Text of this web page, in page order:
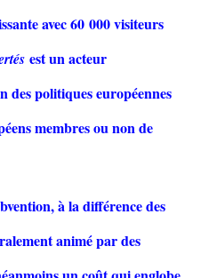
avec 60 000 visiteurs
est un acteur
des politiques européennes
membres ou non de
à la différence des
animé par des